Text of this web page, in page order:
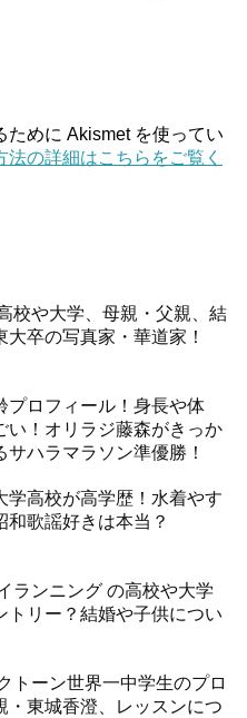
ために Akismet を使ってい
の詳細はこちらをご覧く
校や大学、母親・父親、結
大卒の写真家・華道家！
プロフィール！身長や体
い！オリラジ藤森がきっか
サハラマラソン準優勝！
学高校が高学歴！水着やす
和歌謡好きは本当？
ランニング の高校や大学
トリー？結婚や子供につい
トーン世界一中学生のプロ
・東城香澄、レッスンにつ